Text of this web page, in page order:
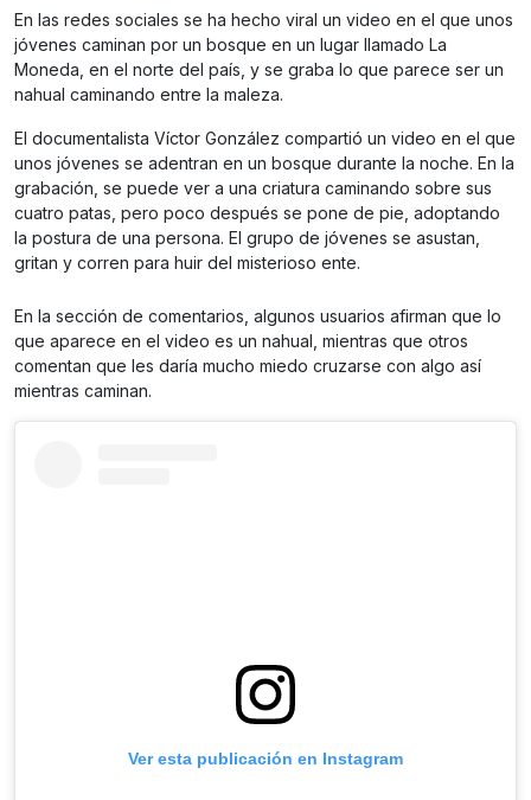
En las redes sociales se ha hecho viral un video en el que unos
jóvenes caminan por un bosque en un lugar llamado La
Moneda, en el norte del país, y se graba lo que parece ser un
nahual caminando entre la maleza.
El documentalista Víctor González compartió un video en el que
unos jóvenes se adentran en un bosque durante la noche. En la
grabación, se puede ver a una criatura caminando sobre sus
cuatro patas, pero poco después se pone de pie, adoptando
la postura de una persona. El grupo de jóvenes se asustan,
gritan y corren para huir del misterioso ente.
En la sección de comentarios, algunos usuarios afirman que lo
que aparece en el video es un nahual, mientras que otros
comentan que les daría mucho miedo cruzarse con algo así
mientras caminan.
Ver esta publicación en Instagram